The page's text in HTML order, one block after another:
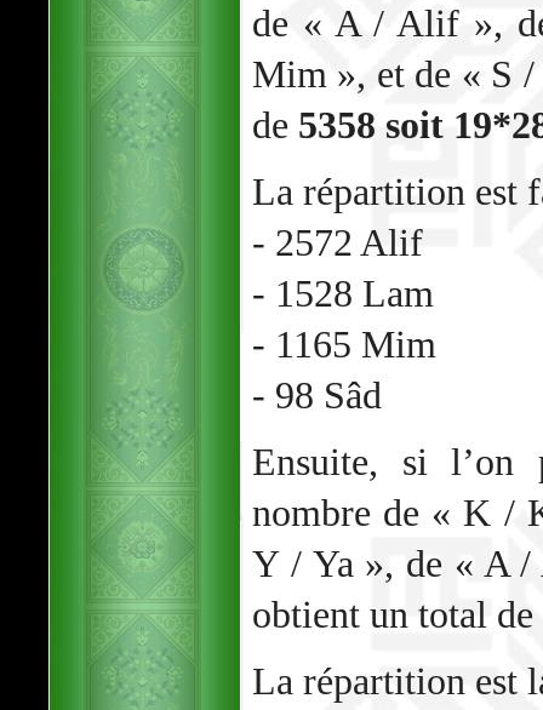
de « A / Alif »,
Mim », et de « S
de 5358 soit
La répartition est
- 2572 Alif
- 1528 Lam
- 1165 Mim
- 98 Sâd
Ensuite, si l’on
nombre de « K /
Y / Ya », de « A
obtient un total de
La répartition est